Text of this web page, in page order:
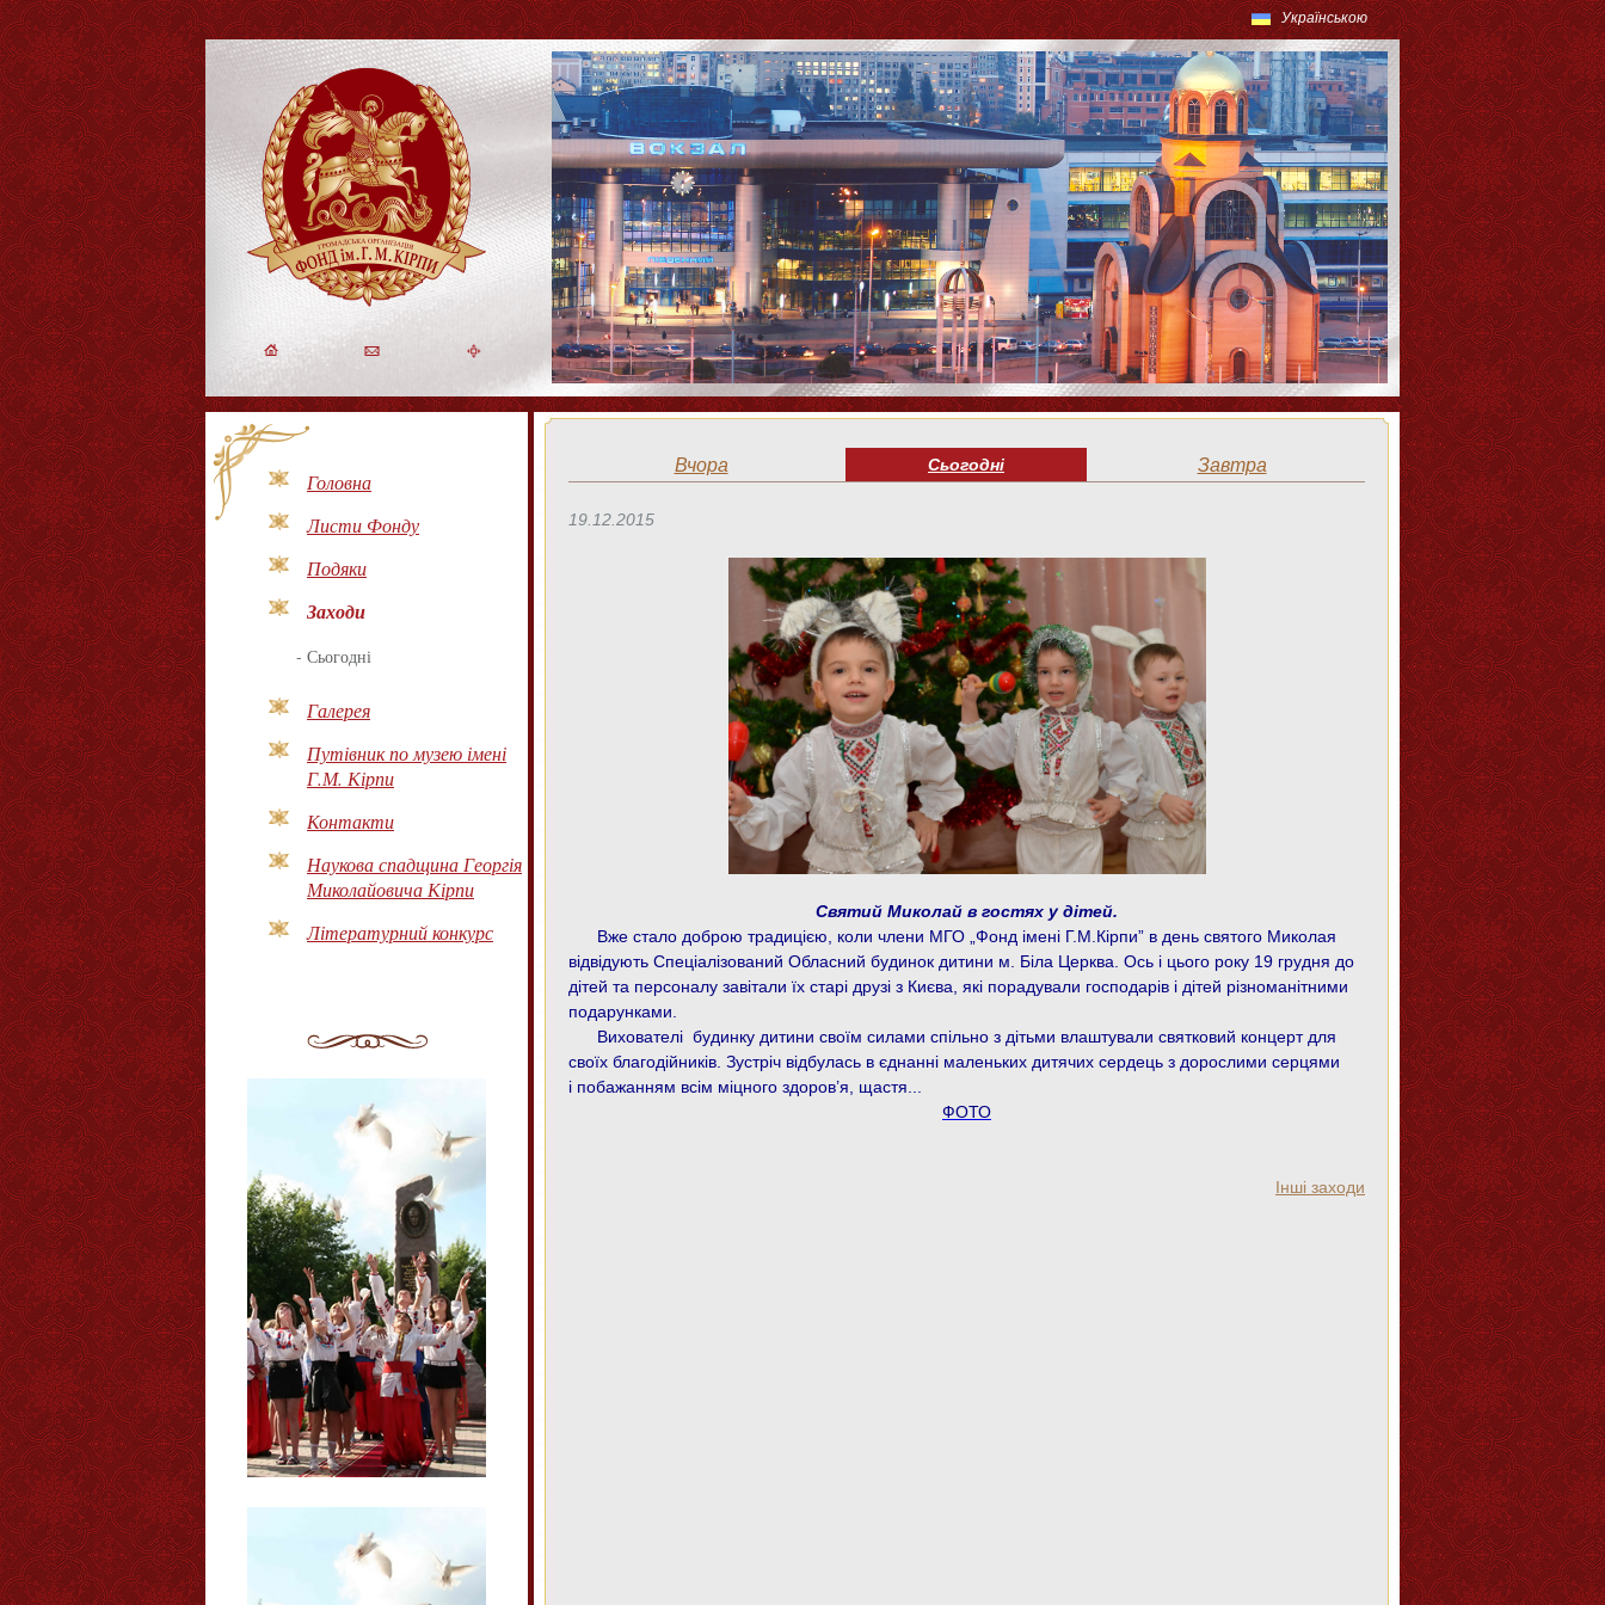
Українською
Головна
Листи Фонду
Подяки
Заходи
- Сьогодні
Галерея
Путівник по музею імені
Г.М. Кірпи
Контакти
Наукова спадщина Георгія
Миколайовича Кірпи
Літературний конкурс
Вчора Сьогодні Завтра
19.12.2015
Святий Миколай в гостях у дітей.
Вже стало доброю традицією, коли члени МГО „Фонд імені Г.М.Кірпи” в день святого Миколая
відвідують Спеціалізований Обласний будинок дитини м. Біла Церква. Ось і цього року 19 грудня до
дітей та персоналу завітали їх старі друзі з Києва, які порадували господарів і дітей різноманітними
подарунками.
Вихователі будинку дитини своїм силами спільно з дітьми влаштували святковий концерт для
своїх благодійників. Зустріч відбулась в єднанні маленьких дитячих сердець з дорослими серцями
і побажанням всім міцного здоров’я, щастя...
ФОТО
Інші заходи